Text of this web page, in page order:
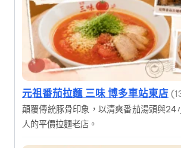
元祖番茄拉麵 三味 博多車站東店
顛覆傳統豚骨印象，以清爽番茄湯頭與24
人的平價拉麵老店。